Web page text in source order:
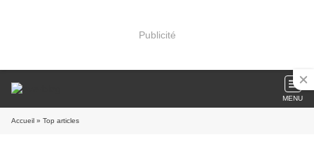
Publicité
MENU
Accueil » Top articles